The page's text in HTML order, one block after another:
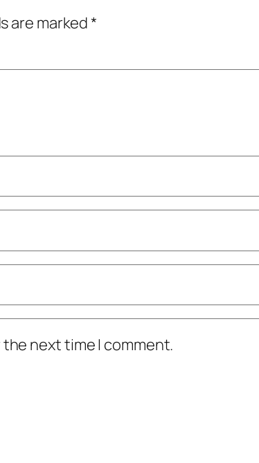
are marked*
next time I comment.